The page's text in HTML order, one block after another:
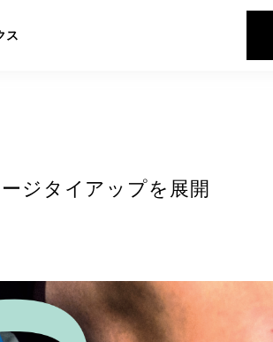
ス
ジタイアップを展開